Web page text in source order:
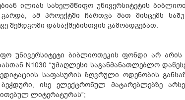
ილიას სახელმწიფო უნივერსიტეტის
გარდა, ამ პროექტში ჩართვა მათ მისცემს
შემდგომი დასაქმებისთვის გამოადგებათ.
უნივერსიტეტი ბიბლიოთეკის ფონდი არ არის
N1030 “უმაღლესი საგანმანათლებლო
საფასურის ზღვრული ოდენობის
ისე ელექტრონულ მატარებლებზე
ლიტერატურას”;